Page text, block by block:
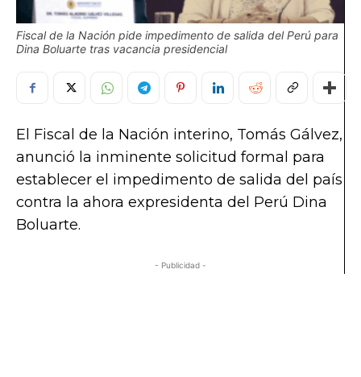
Fiscal de la Nación pide impedimento de salida del Perú para
Dina Boluarte tras vacancia presidencial
El Fiscal de la Nación interino, Tomás Gálvez,
anunció la inminente solicitud formal para
establecer el impedimento de salida del país
contra la ahora expresidenta del Perú Dina
Boluarte.
- Publicidad -